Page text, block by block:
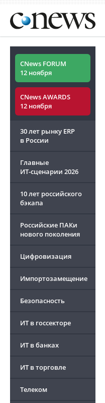
CNews FORUM
12 ноября
CNews AWARDS
12 ноября
30 лет рынку ERP
в России
Главные
ИТ-сценарии 2026
10 лет российского
бэкапа
Российские ПАКи
нового поколения
Цифровизация
Импортозамещение
Безопасность
ИТ в госсекторе
ИТ в банках
ИТ в торговле
Телеком